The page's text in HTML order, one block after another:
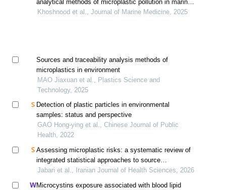
analytical methods of microplastic pollution in marine
environments
Khoshnood et al., Journal of Marine Medicine, 2025
Sources and traceability analysis methods of
microplastics in environment
MAO Jiaxuan et al., Plastics Science and
Technology, 2025
Detection of plastic particles in environmental
samples: status and perspective
GAO Hong-ying et al., Chinese Journal of Public
Health, 2022
Assessing microplastic risks: a systematic review of
integrated statistical approaches to source
identification and evaluation
Jabari et al., Iranian Journal of Health Sciences, 2026
Microcystins exposure associated with blood lipid